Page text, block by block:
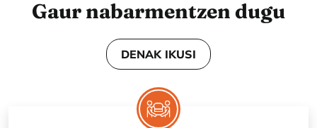
Gaur nabarmentzen dugu
DENAK IKUSI